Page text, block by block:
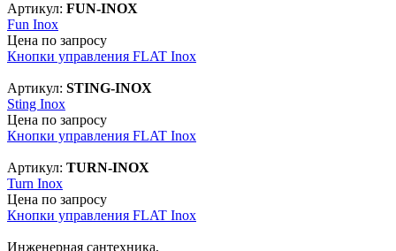
Артикул: FUN-INOX
Fun Inox
Цена по запросу
Кнопки управления FLAT Inox
Артикул: STING-INOX
Sting Inox
Цена по запросу
Кнопки управления FLAT Inox
Артикул: TURN-INOX
Turn Inox
Цена по запросу
Кнопки управления FLAT Inox
Инженерная сантехника,